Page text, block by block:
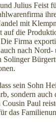
Julius Feist
mit
auf die
Firma
nach
sein Sohn
sondern auch
Paul
das